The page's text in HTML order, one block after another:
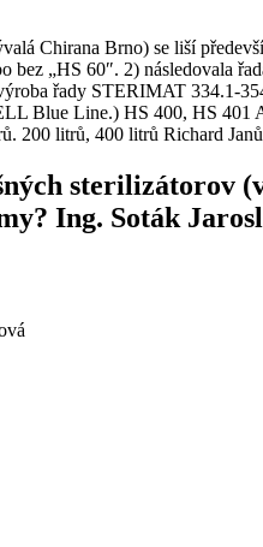
Chirana Brno) se liší
„HS 60″. 2) následovala
řady STERIMAT 334.1-
Blue Line.) HS 400, HS 401
200 litrů, 400 litrů Richard
sterilizátorov
Ing. Soták